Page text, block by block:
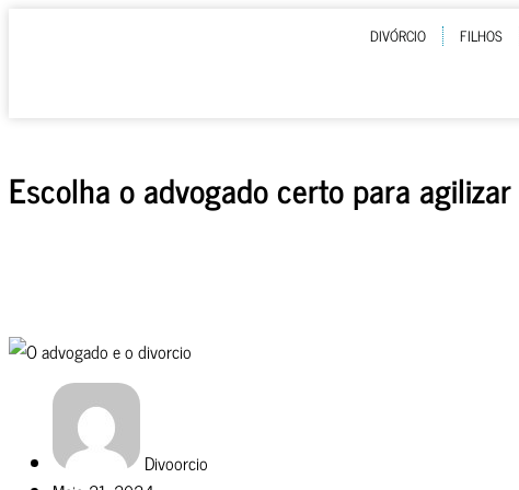
DIVÓRCIO FILHOS
Escolha o advogado certo para
Divoorcio